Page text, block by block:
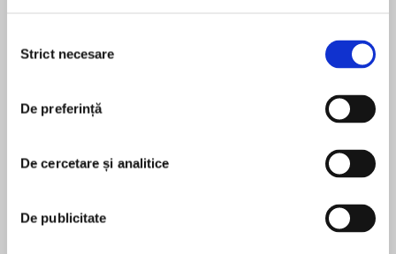
consimțământului
Strict necesare
De preferință
De cercetare și analitice
De publicitate
crazy about Jane Parker—and secretly, Todd
But no way was this hot-tempered, hot-blooded
tempered, hot-blooded cowgirl from
Jacobsville, Texas. Until one night changed
pentru această carte
The prolific author of more than one hundred